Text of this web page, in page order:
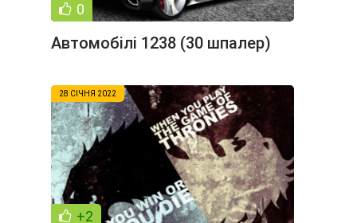
0
Автомобілі 1238 (30 шпалер)
28 СІЧНЯ 2022
+2